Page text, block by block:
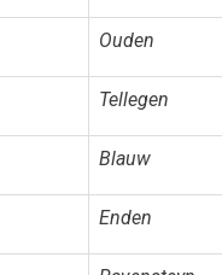
Ouden
Tellegen
Blauw
Enden